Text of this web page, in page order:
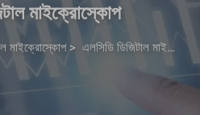
মাইক্রোস্কোপ
মাইক্রোস্কোপ > এলসিডি ডিজিটাল মাইক্রোস্কোপ